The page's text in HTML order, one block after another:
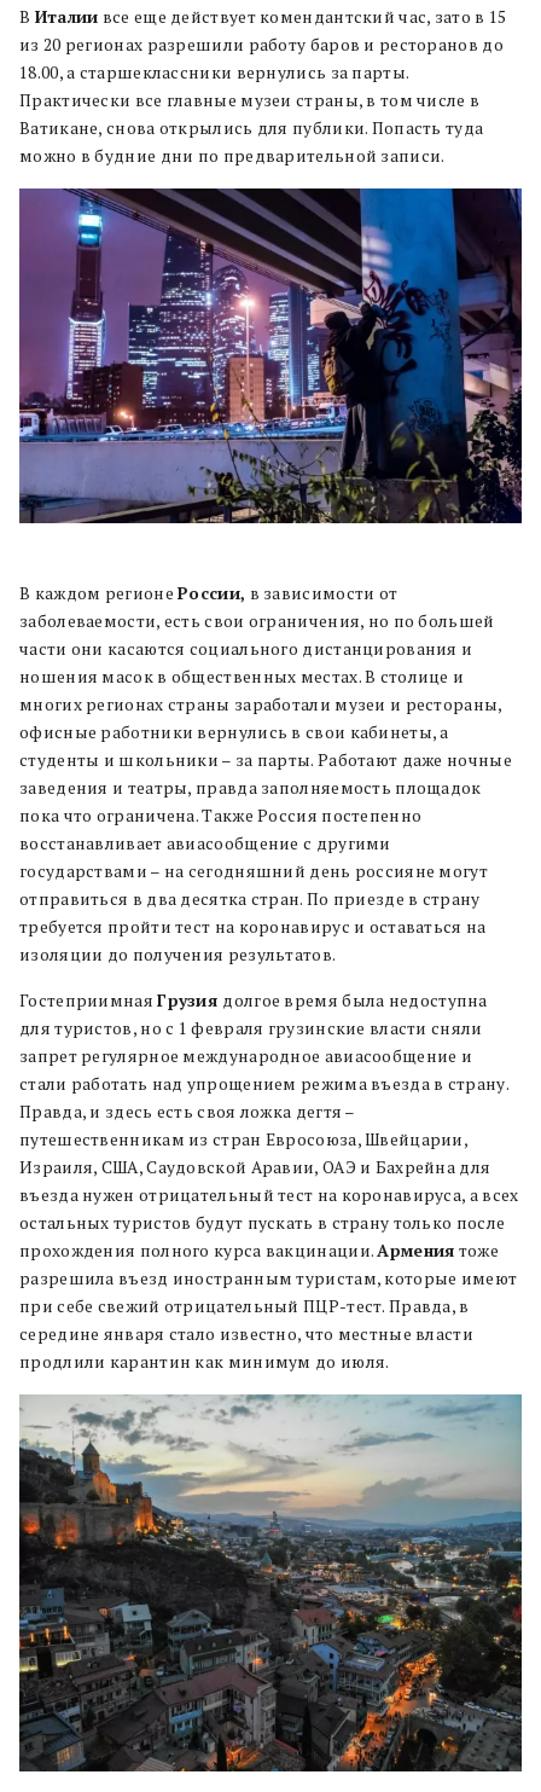
В Италии все еще действует комендантский час, зато в 15
из 20 регионах разрешили работу баров и ресторанов до
18.00, а старшеклассники вернулись за парты.
Практически все главные музеи страны, в том числе в
Ватикане, снова открылись для публики. Попасть туда
можно в будние дни по предварительной записи.
В каждом регионеРоссии, в зависимости от
заболеваемости, есть свои ограничения, но по большей
части они касаются социального дистанцирования и
ношения масок в общественных местах. В столице и
многих регионах страны заработали музеи и рестораны,
офисные работники вернулись в свои кабинеты, а
студенты и школьники – за парты. Работают даже ночные
заведения и театры, правда заполняемость площадок
пока что ограничена. Также Россия постепенно
восстанавливает авиасообщение с другими
государствами – на сегодняшний день россияне могут
отправиться в два десятка стран. По приезде в страну
требуется пройти тест на коронавирус и оставаться на
изоляции до получения результатов.
ГостеприимнаяГрузия долгое время была недоступна
для туристов, но с 1 февраля грузинские власти сняли
запрет регулярное международное авиасообщение и
стали работать над упрощением режима въезда в страну.
Правда, и здесь есть своя ложка дегтя –
путешественникам из стран Евросоюза, Швейцарии,
Израиля, США, Саудовской Аравии, ОАЭ и Бахрейна для
въезда нужен отрицательный тест на коронавируса, а всех
остальных туристов будут пускать в страну только после
прохождения полного курса вакцинации.Армения тоже
разрешила въезд иностранным туристам, которые имеют
при себе свежий отрицательный ПЦР-тест. Правда, в
середине января стало известно, что местные власти
продлили карантин как минимум до июля.